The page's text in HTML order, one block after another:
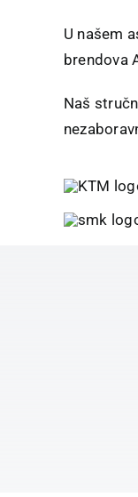
U našem
brendova
Naš